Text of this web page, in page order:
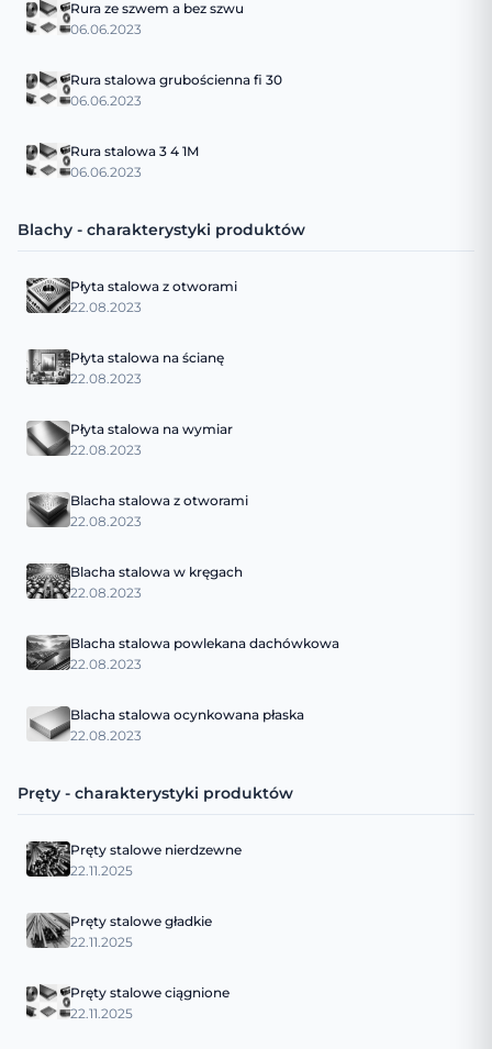
Rura ze szwem a bez szwu
06.06.2023
Rura stalowa grubościenna fi 30
06.06.2023
Rura stalowa 3 4 1M
06.06.2023
Blachy - charakterystyki produktów
Płyta stalowa z otworami
22.08.2023
Płyta stalowa na ścianę
22.08.2023
Płyta stalowa na wymiar
22.08.2023
Blacha stalowa z otworami
22.08.2023
Blacha stalowa w kręgach
22.08.2023
Blacha stalowa powlekana dachówkowa
22.08.2023
Blacha stalowa ocynkowana płaska
22.08.2023
Pręty - charakterystyki produktów
Pręty stalowe nierdzewne
22.11.2025
Pręty stalowe gładkie
22.11.2025
Pręty stalowe ciągnione
22.11.2025